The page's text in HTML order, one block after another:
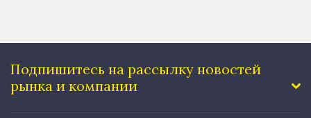
Подпишитесь на рассылку новостей
рынка и компании